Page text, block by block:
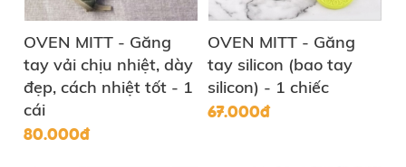
OVEN MITT - Găng
tay vải chịu nhiệt, dày
đẹp, cách nhiệt tốt - 1
cái
80.000đ
OVEN MITT - Găng
tay silicon (bao tay
silicon) - 1 chiếc
67.000đ